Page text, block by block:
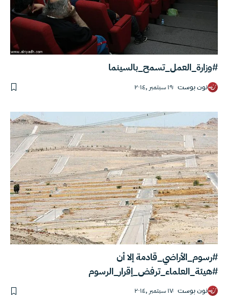
#وزارة_العمل_تسمح_بالسينما
نون بوست ١٩ سبتمبر ,٢٠١٤
#رسوم_الأراضي_قادمة إلا أن
#هيئة_العلماء_ترفض_إقرار_الرسوم
نون بوست ١٧ سبتمبر ,٢٠١٤